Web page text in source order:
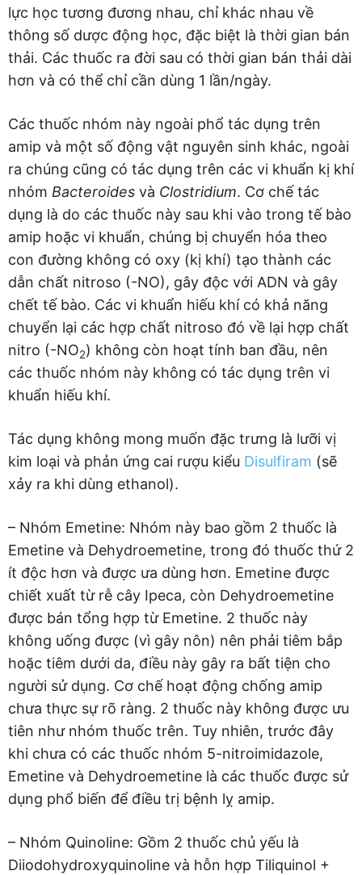
lực học tương đương nhau, chỉ khác nhau về
thông số dược động học, đặc biệt là thời gian bán
thải. Các thuốc ra đời sau có thời gian bán thải dài
hơn và có thể chỉ cần dùng 1 lần/ngày.
Các thuốc nhóm này ngoài phổ tác dụng trên
amip và một số động vật nguyên sinh khác, ngoài
ra chúng cũng có tác dụng trên các vi khuẩn kị khí
nhóm Bacteroides và Clostridium. Cơ chế tác
dụng là do các thuốc này sau khi vào trong tế bào
amip hoặc vi khuẩn, chúng bị chuyển hóa theo
con đường không có oxy (kị khí) tạo thành các
dẫn chất nitroso (-NO), gây độc với ADN và gây
chết tế bào. Các vi khuẩn hiếu khí có khả năng
chuyển lại các hợp chất nitroso đó về lại hợp chất
nitro (-NO2) không còn hoạt tính ban đầu, nên
các thuốc nhóm này không có tác dụng trên vi
khuẩn hiếu khí.
Tác dụng không mong muốn đặc trưng là lưỡi vị
kim loại và phản ứng cai rượu kiểu Disulfiram (sẽ
xảy ra khi dùng ethanol).
– Nhóm Emetine: Nhóm này bao gồm 2 thuốc là
Emetine và Dehydroemetine, trong đó thuốc thứ 2
ít độc hơn và được ưa dùng hơn. Emetine được
chiết xuất từ rễ cây Ipeca, còn Dehydroemetine
được bán tổng hợp từ Emetine. 2 thuốc này
không uống được (vì gây nôn) nên phải tiêm bắp
hoặc tiêm dưới da, điều này gây ra bất tiện cho
người sử dụng. Cơ chế hoạt động chống amip
chưa thực sự rõ ràng. 2 thuốc này không được ưu
tiên như nhóm thuốc trên. Tuy nhiên, trước đây
khi chưa có các thuốc nhóm 5-nitroimidazole,
Emetine và Dehydroemetine là các thuốc được sử
dụng phổ biến để điều trị bệnh lỵ amip.
– Nhóm Quinoline: Gồm 2 thuốc chủ yếu là
Diiodohydroxyquinoline và hỗn hợp Tiliquinol +